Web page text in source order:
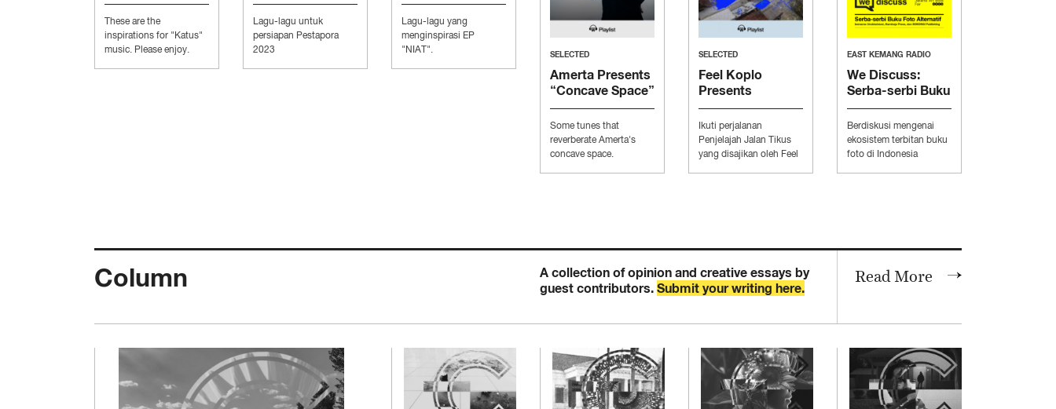
These are the
inspirations for "Katus"
music. Please enjoy.
Pesta”
Lagu-lagu untuk
persiapan Pestapora
2023
“Moodboard to
Conquer The
Music Industry”
Lagu-lagu yang
menginspirasi EP
"NIAT".
SELECTED
Amerta Presents
“Concave Space”
Some tunes that
reverberate Amerta's
concave space.
SELECTED
Feel Koplo
Presents
“Penjelajah Jalan
Tikus”
Ikuti perjalanan
Penjelajah Jalan Tikus
yang disajikan oleh Feel
EAST KEMANG RADIO
We Discuss:
Serba-serbi Buku
Foto Alternatif
Berdiskusi mengenai
ekosistem terbitan buku
foto di Indonesia
Column
A collection of opinion and creative essays by
guest contributors. Submit your writing here.
Read More